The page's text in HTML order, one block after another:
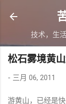
技术，生
松石雾境黄
- 三月 06, 2011
游黄山，已经是